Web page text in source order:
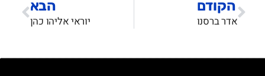
הקודם
אדר ברסנו
הבא
יוראי אליהו כהן